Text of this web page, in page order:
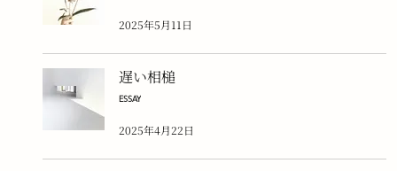
2025年5月11日
遅い相槌
ESSAY
2025年4月22日